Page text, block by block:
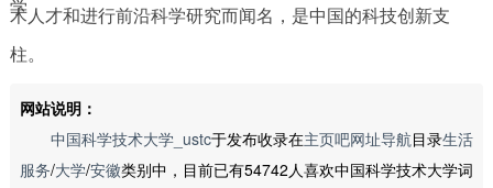
术人才和进行前沿科学研究而闻名，是中国的科技创新支
柱。
网站说明：
中国科学技术大学_ustc于发布收录在主页吧网址导航目录生活
服务/大学/安徽类别中，目前已有54742人喜欢中国科学技术大学词